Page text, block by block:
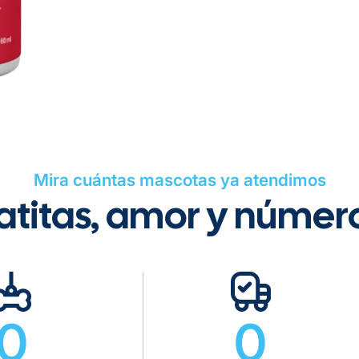
De 11 kg a 20
De 21 kg a 40
De 42 kg a 65
Mira cuántas mascotas ya atendimos
amor y
0